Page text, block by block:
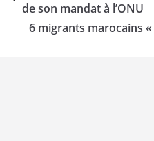
de son mandat à l’ONU
6 migrants marocains